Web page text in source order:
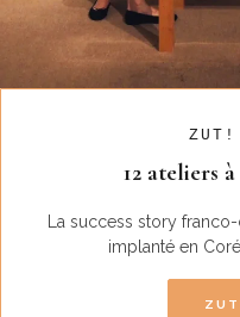
ZUT!
12 ateliers
La success story
implanté en